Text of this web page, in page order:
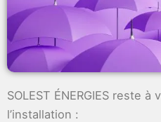
SOLEST ÉNERGIES reste
l’installation :